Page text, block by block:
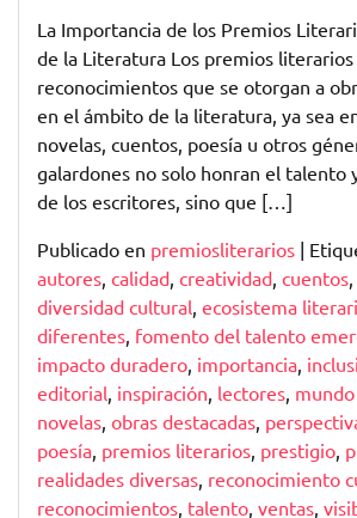
la
Cultura
Escrita
La Importancia de los Premios
de la Literatura Los premios literarios
reconocimientos que se otorgan a
en el ámbito de la literatura, ya sea
novelas, cuentos, poesía u otros
galardones no solo honran el talento
de los escritores, sino que […]
Publicado en premiosliterarios |
autores, calidad, creatividad, cuentos,
diversidad cultural, ecosistema
diferentes, fomento del talento
impacto duradero, importancia,
editorial, inspiración, lectores,
novelas, obras destacadas,
poesía, premios literarios, prestigio,
realidades diversas, reconocimiento
reconocimientos, talento, ventas,